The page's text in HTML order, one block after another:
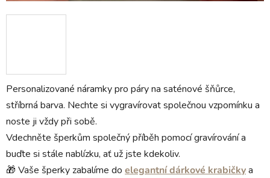
Personalizované náramky pro páry na saténové šňůrce,
stříbrná barva. Nechte si vygravírovat společnou vzpomínku a
noste ji vždy při sobě.
Vdechněte šperkům společný příběh pomocí gravírování a
buďte si stále nablízku, ať už jste kdekoliv.
🎁 Vaše šperky zabalíme do elegantní dárkové krabičkya